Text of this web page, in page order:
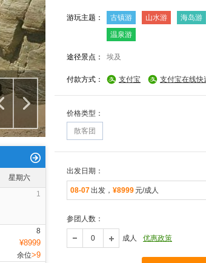
星期六
1
8
¥8999
余位>9
游玩主题： 古镇游 山水游 海岛游
温泉游
途径景点： 埃及
付款方式： 支付宝 支付宝在线快
价格类型：
散客团
出发日期：
08-07出发， ¥8999元/成人
参团人数：
成人 优惠政策